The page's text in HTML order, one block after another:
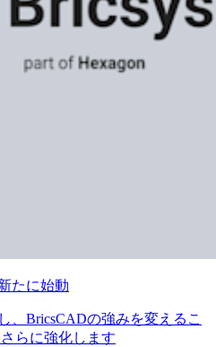
たに始動
、BricsCADの強みを変えるこ
らに強化します